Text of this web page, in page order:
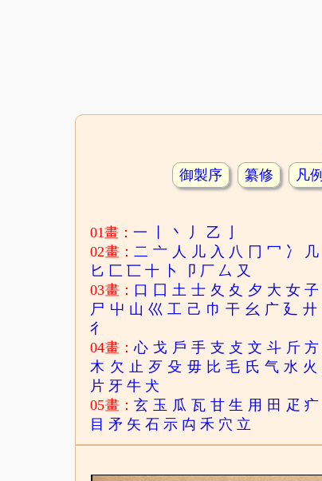
御製序 纂修 凡例
01畫：一 丶 丿 乙
02畫：二 亠 人 儿 入 八 冂 冖 冫 几
匕 匚 匸 十 卜 卩 厂 厶 又
03畫： 口 囗 土 士 夂 夊 夕 大 女 子
尸 屮 山 巛 工 己 巾 干 幺 广 廴 廾
彳
04畫：心 戈 戶 手 支 攴 文 斗 斤 方
木 欠 止 歹 殳 毋 比 毛 氏 气 水 火
片 牙 牛 犬
05畫：玄 玉 瓜 瓦 甘 生 用 田 疋 疒
目 矛 矢 石 示 禸 禾 穴 立